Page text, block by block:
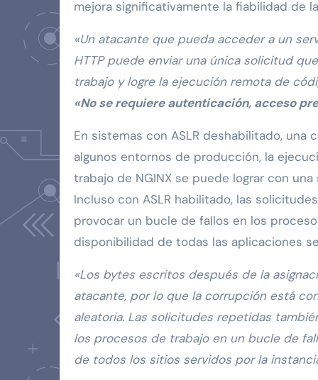
mejora significativamente la fiabilidad de
«Un atacante que pueda acceder a un
HTTP puede enviar una única solicitud
trabajo y logre la ejecución remota de
«No se requiere autenticación, acceso
En sistemas con ASLR deshabilitado,
algunos entornos de producción, la
trabajo de NGINX se puede lograr con
Incluso con ASLR habilitado, las
provocar un bucle de fallos en los
disponibilidad de todas las aplicaciones
«Los bytes escritos después de la
atacante, por lo que la corrupción está
aleatoria. Las solicitudes repetidas
los procesos de trabajo en un bucle de
de todos los sitios servidos por la